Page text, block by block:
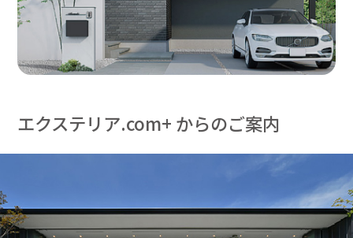
エクステリア.com+ からのご案内